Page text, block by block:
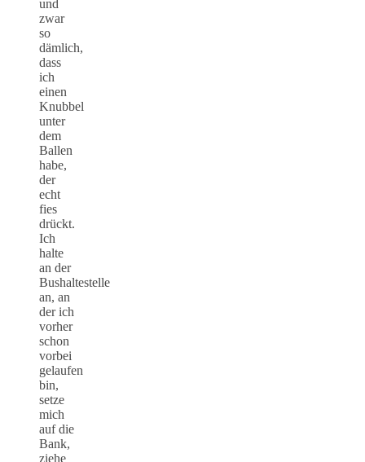
und
zwar
so
dämlich,
dass
ich
einen
Knubbel
unter
dem
Ballen
habe,
der
echt
fies
drückt.
Ich
halte
an der
Bushaltestelle
an, an
der ich
vorher
schon
vorbei
gelaufen
bin,
setze
mich
auf die
Bank,
ziehe